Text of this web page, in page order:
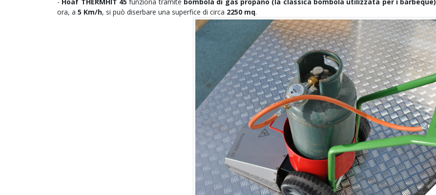
ora, a 5 Km/h, si può diserbare una superfice di circa 2250 mq.